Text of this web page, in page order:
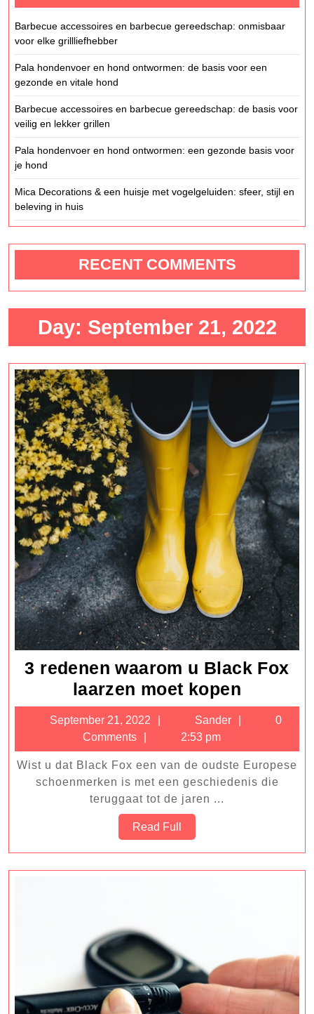
Barbecue accessoires en barbecue gereedschap: onmisbaar
voor elke grillliefhebber
Pala hondenvoer en hond ontwormen: de basis voor een
gezonde en vitale hond
Barbecue accessoires en barbecue gereedschap: de basis voor
veilig en lekker grillen
Pala hondenvoer en hond ontwormen: een gezonde basis voor
je hond
Mica Decorations & een huisje met vogelgeluiden: sfeer, stijl en
beleving in huis
RECENT COMMENTS
Day: September 21, 2022
3 redenen waarom u Black Fox
laarzen moet kopen
redenen
waarom
u
Black
kopen
September 21, 2022
September
21,
2022
Sander Sander
0
Comments
2:53 pm
Wist u dat Black Fox een van de oudste Europese
schoenmerken is met een geschiedenis die
teruggaat tot de jaren ...
Read Full
Full